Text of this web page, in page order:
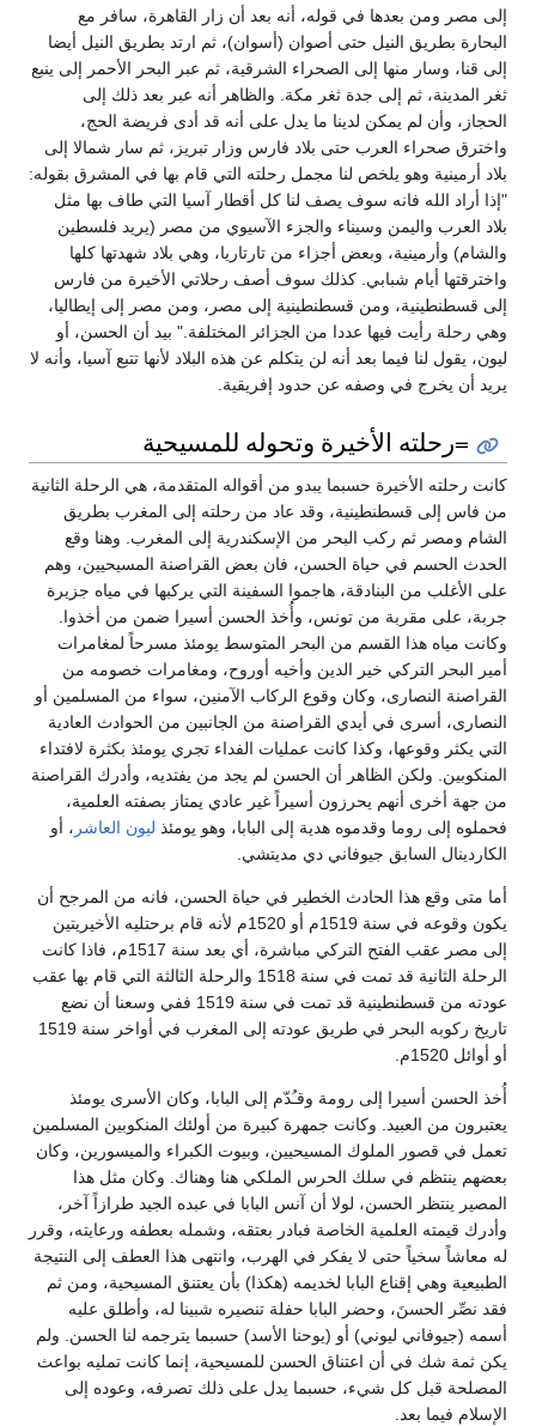
إلى مصر ومن بعدها في قوله، أنه بعد أن زار القاهرة، سافر مع
البحارة بطريق النيل حتى أصوان (أسوان)، ثم ارتد بطريق النيل أيضا
إلى قنا، وسار منها إلى الصحراء الشرقية، ثم عبر البحر الأحمر إلى ينبع
ثغر المدينة، ثم إلى جدة ثغر مكة. والظاهر أنه عبر بعد ذلك إلى
الحجاز، وأن لم يمكن لدينا ما يدل على أنه قد أدى فريضة الحج،
واخترق صحراء العرب حتى بلاد فارس وزار تبريز، ثم سار شمالا إلى
بلاد أرمينية وهو يلخص لنا مجمل رحلته التي قام بها في المشرق بقوله:
"إذا أراد الله فانه سوف يصف لنا كل أقطار آسيا التي طاف بها مثل
بلاد العرب واليمن وسيناء والجزء الآسيوي من مصر (يريد فلسطين
والشام) وأرمينية، وبعض أجزاء من تارتاريا، وهي بلاد شهدتها كلها
واخترقتها أيام شبابي. كذلك سوف أصف رحلاتي الأخيرة من فارس
إلى قسطنطينية، ومن قسطنطينية إلى مصر، ومن مصر إلى إيطاليا،
وهي رحلة رأيت فيها عددا من الجزائر المختلفة." بيد أن الحسن، أو
ليون، يقول لنا فيما بعد أنه لن يتكلم عن هذه البلاد لأنها تتبع آسيا، وأنه لا
يريد أن يخرج في وصفه عن حدود إفريقية.
=رحلته الأخيرة وتحوله للمسيحية
كانت رحلته الأخيرة حسبما يبدو من أقواله المتقدمة، هي الرحلة الثانية
من فاس إلى قسطنطينية، وقد عاد من رحلته إلى المغرب بطريق
الشام ومصر ثم ركب البحر من الإسكندرية إلى المغرب. وهنا وقع
الحدث الحسم في حياة الحسن، فان بعض القراصنة المسيحيين، وهم
على الأغلب من البنادقة، هاجموا السفينة التي يركبها في مياه جزيرة
جربة، على مقربة من تونس، وأُخذ الحسن أسيرا ضمن من أخذوا.
وكانت مياه هذا القسم من البحر المتوسط يومئذ مسرحاً لمغامرات
أمير البحر التركي خير الدين وأخيه أوروح، ومغامرات خصومه من
القراصنة النصارى، وكان وقوع الركاب الآمنين، سواء من المسلمين أو
النصارى، أسرى في أيدي القراصنة من الجانبين من الحوادث العادية
التي يكثر وقوعها، وكذا كانت عمليات الفداء تجري يومئذ بكثرة لافتداء
المنكوبين. ولكن الظاهر أن الحسن لم يجد من يفتديه، وأدرك القراصنة
من جهة أخرى أنهم يحرزون أسيراً غير عادي يمتاز بصفته العلمية،
فحملوه إلى روما وقدموه هدية إلى البابا، وهو يومئذ ليون العاشر ، أو
الكاردينال السابق جيوفاني دي مديتشي.
أما متى وقع هذا الحادث الخطير في حياة الحسن، فانه من المرجح أن
يكون وقوعه في سنة 1519م أو 1520م لأنه قام برحتليه الأخيريتين
إلى مصر عقب الفتح التركي مباشرة، أي بعد سنة 1517م، فاذا كانت
الرحلة الثانية قد تمت في سنة 1518 والرحلة الثالثة التي قام بها عقب
عودته من قسطنطينية قد تمت في سنة 1519 ففي وسعنا أن نضع
تاريخ ركوبه البحر في طريق عودته إلى المغرب في أواخر سنة 1519
أو أوائل 1520م.
أُخذ الحسن أسيرا إلى رومة وقـُدّم إلى البابا، وكان الأسرى يومئذ
يعتبرون من العبيد. وكانت جمهرة كبيرة من أولئك المنكوبين المسلمين
تعمل في قصور الملوك المسيحيين، وبيوت الكبراء والميسورين، وكان
بعضهم ينتظم في سلك الحرس الملكي هنا وهناك. وكان مثل هذا
المصير ينتظر الحسن، لولا أن آنس البابا في عبده الجيد طرازاً آخر،
وأدرك قيمته العلمية الخاصة فبادر بعتقه، وشمله بعطفه ورعايته، وقرر
له معاشاً سخياً حتى لا يفكر في الهرب، وانتهى هذا العطف إلى النتيجة
الطبيعية وهي إقناع البابا لخديمه (هكذا) بأن يعتنق المسيحية، ومن ثم
فقد نصِّر الحسنَ، وحضر البابا حفلة تنصيره شبينا له، وأطلق عليه
أسمه (جيوفاني ليوني) أو (يوحنا الأسد) حسبما يترجمه لنا الحسن. ولم
يكن ثمة شك في أن اعتناق الحسن للمسيحية، إنما كانت تمليه بواعث
المصلحة قبل كل شيء، حسبما يدل على ذلك تصرفه، وعوده إلى
الإسلام فيما بعد.